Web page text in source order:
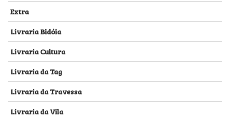
Extra
Livraria Bidóia
Livraria Cultura
Livraria da Tag
Livraria da Travessa
Livraria da Vila